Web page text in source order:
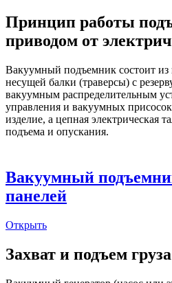
Принцип работы
приводом от
Вакуумный подъемник состоит из
несущей балки (траверсы) с
вакуумным распределительным
управления и вакуумных
изделие, а цепная электрическая
подъема и опускания.
Вакуумный
панелей
Открыть
Захват и подъем груза